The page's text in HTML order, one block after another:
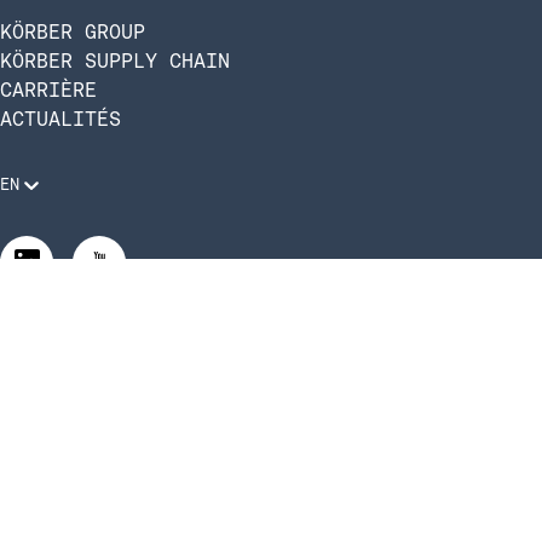
KÖRBER GROUP
KÖRBER SUPPLY CHAIN
CARRIÈRE
ACTUALITÉS
EN